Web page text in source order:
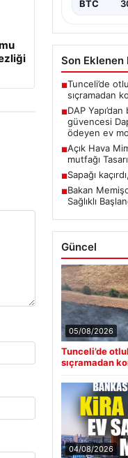
BTC
Son Eklenen
■Tunceli’de
sıçramadan
■DAP
güvencesi
ödeyen ev
■Açık Hava
mutfağı
■Sapağı
■Bakan
Sağlıklı
Güncel
05/08/2026
Tunceli’de
sıçramadan
04/08/2026